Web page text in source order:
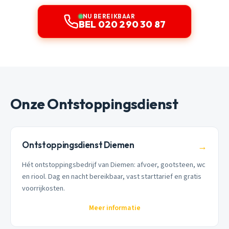
NU BEREIKBAAR
BEL 020 290 30 87
Onze Ontstoppingsdienst
Ontstoppingsdienst Diemen →
Hét ontstoppingsbedrijf van Diemen: afvoer, gootsteen, wc
en riool. Dag en nacht bereikbaar, vast starttarief en gratis
voorrijkosten.
Meer informatie